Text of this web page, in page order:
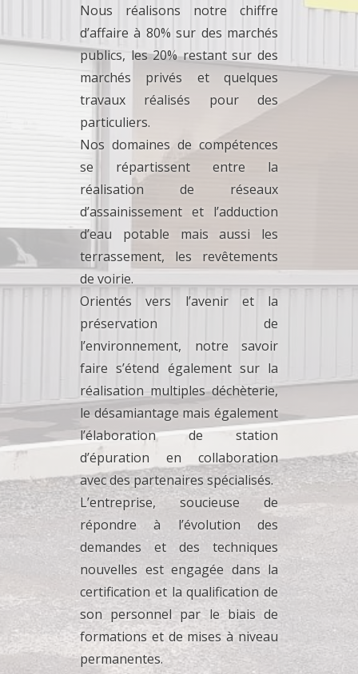
Nous réalisons notre chiffre
d’affaire à 80% sur des marchés
publics, les 20% restant sur des
marchés privés et quelques
travaux réalisés pour des
particuliers.
Nos domaines de compétences
se répartissent entre la
réalisation de réseaux
d’assainissement et l’adduction
d’eau potable mais aussi les
terrassement, les revêtements
de voirie.
Orientés vers l’avenir et la
préservation de
l’environnement, notre savoir
faire s’étend également sur la
réalisation multiples déchèterie,
le désamiantage mais également
l’élaboration de station
d’épuration en collaboration
avec des partenaires spécialisés.
L’entreprise, soucieuse de
répondre à l’évolution des
demandes et des techniques
nouvelles est engagée dans la
certification et la qualification de
son personnel par le biais de
formations et de mises à niveau
permanentes.